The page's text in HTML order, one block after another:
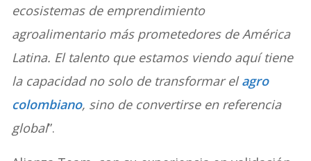
ecosistemas de emprendimiento
agroalimentario más prometedores de América
Latina. El talento que estamos viendo aquí tiene
la capacidad no solo de transformar elagro
colombiano, sino de convertirse en referencia
global”.